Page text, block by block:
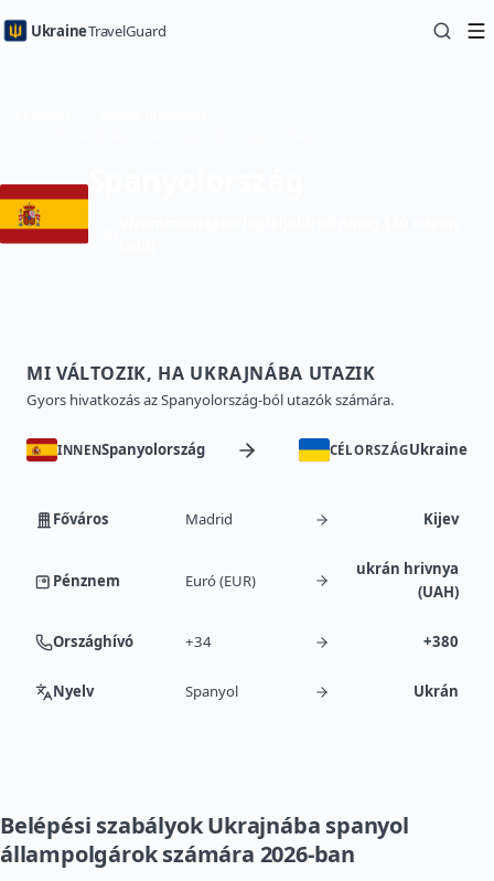
UkraineTravelGuard
MI VÁLTOZIK, HA UKRAJNÁBA UTAZIK
Gyors hivatkozás az Spanyolország-ból utazók számára.
INNENSpanyolország CÉLORSZÁGUkraine
Főváros Madrid Kijev
Pénznem Euró (EUR)
ukrán hrivnya
(UAH)
Országhívó +34 +380
Nyelv Spanyol Ukrán
Belépési szabályok Ukrajnába spanyol
állampolgárok számára 2026-ban